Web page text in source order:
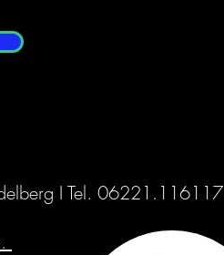
I Tel. 06221.116117